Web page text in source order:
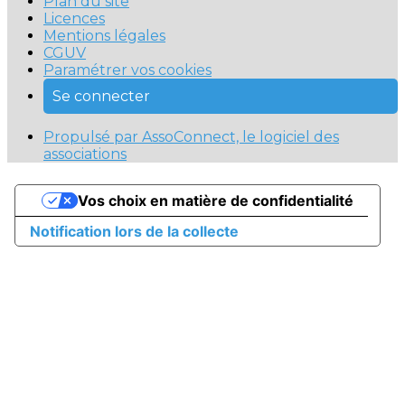
Licences
Mentions légales
CGUV
Paramétrer vos cookies
Se connecter
Propulsé par AssoConnect, le logiciel des
associations
Notification lors de la collecte
Vos choix en matière de confidentialité